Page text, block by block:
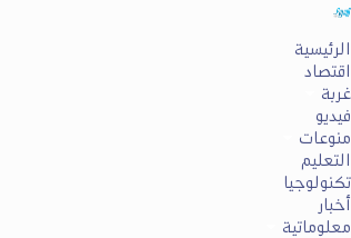
الرئيسية
اقتصاد
غربة
فيديو
منوعات
التعليم
تكنولوجيا
أخبار
معلوماتية